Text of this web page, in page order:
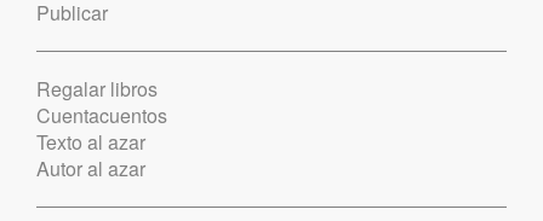
Publicar
Regalar libros
Cuentacuentos
Texto al azar
Autor al azar